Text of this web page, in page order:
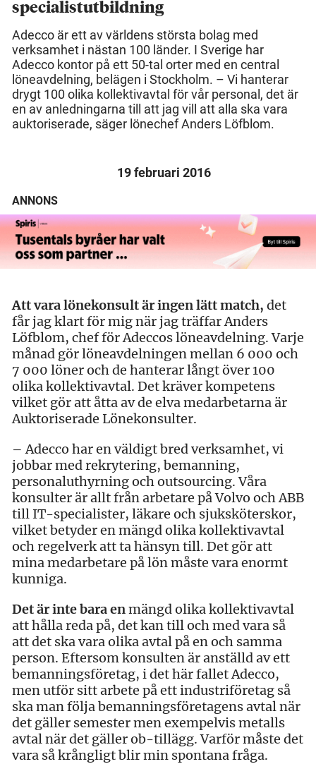
specialistutbildning
Adecco är ett av världens största bolag med
verksamhet i nästan 100 länder. I Sverige har
Adecco kontor på ett 50-tal orter med en central
löneavdelning, belägen i Stockholm. – Vi hanterar
drygt 100 olika kollektivavtal för vår personal, det är
en av anledningarna till att jag vill att alla ska vara
auktoriserade, säger lönechef Anders Löfblom.
19 februari 2016
ANNONS
Att vara lönekonsult är ingen lätt match, det
får jag klart för mig när jag träffar Anders
Löfblom, chef för Adeccos löneavdelning. Varje
månad gör löneavdelningen mellan 6 000 och
7 000 löner och de hanterar långt över 100
olika kollektivavtal. Det kräver kompetens
vilket gör att åtta av de elva medarbetarna är
Auktoriserade Lönekonsulter.
– Adecco har en väldigt bred verksamhet, vi
jobbar med rekrytering, bemanning,
personaluthyrning och outsourcing. Våra
konsulter är allt från arbetare på Volvo och ABB
till IT-specialister, läkare och sjuksköterskor,
vilket betyder en mängd olika kollektivavtal
och regelverk att ta hänsyn till. Det gör att
mina medarbetare på lön måste vara enormt
kunniga.
Det är inte bara enmängd olika kollektivavtal
att hålla reda på, det kan till och med vara så
att det ska vara olika avtal på en och samma
person. Eftersom konsulten är anställd av ett
bemanningsföretag, i det här fallet Adecco,
men utför sitt arbete på ett industriföretag så
ska man följa bemanningsföretagens avtal när
det gäller semester men exempelvis metalls
avtal när det gäller ob-tillägg. Varför måste det
vara så krångligt blir min spontana fråga.